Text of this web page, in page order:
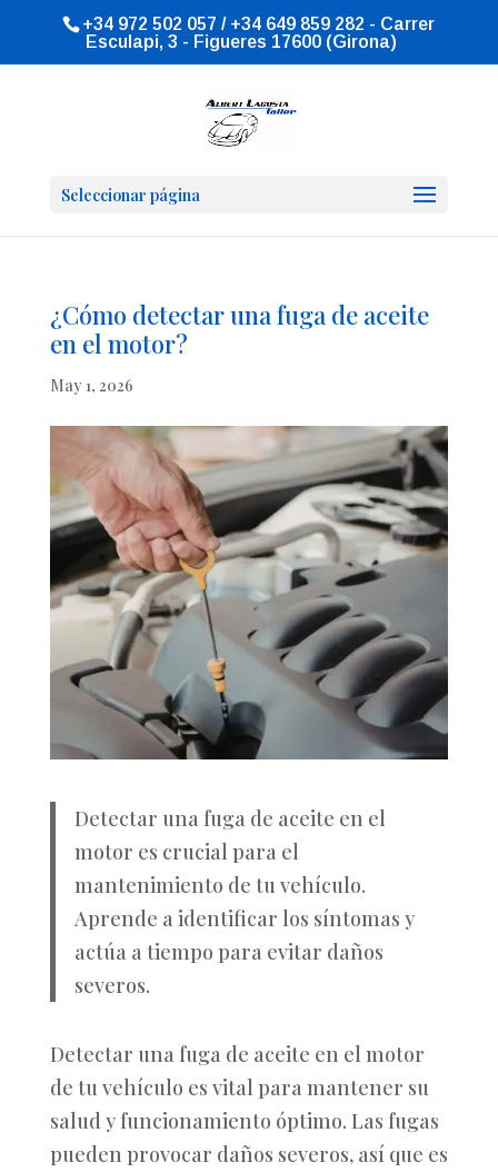
+34 972 502 057 / +34 649 859 282 - Carrer
Esculapi, 3 - Figueres 17600 (Girona)
Seleccionar página
¿Cómo detectar una fuga de aceite
en el motor?
May 1, 2026
Detectar una fuga de aceite en el
motor es crucial para el
mantenimiento de tu vehículo.
Aprende a identificar los síntomas y
actúa a tiempo para evitar daños
severos.
Detectar una fuga de aceite en el motor
de tu vehículo es vital para mantener su
salud y funcionamiento óptimo. Las fugas
pueden provocar daños severos, así que es